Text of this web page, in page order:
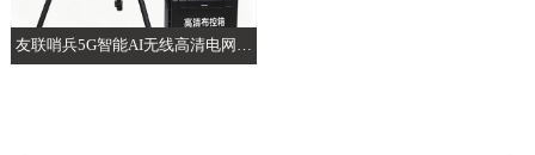
友联哨兵5G智能AI无线高清电网电